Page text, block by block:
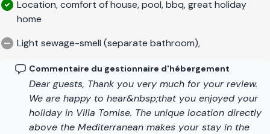
Location, comfort of house, pool, bbq, great holiday
home
Light sewage-smell (separate bathroom),
Commentaire du gestionnaire d'hébergement
Dear guests, Thank you very much for your review.
We are happy to hear&nbsp;that you enjoyed your
holiday in Villa Tomise. The unique location directly
above the Mediterranean makes your stay in the